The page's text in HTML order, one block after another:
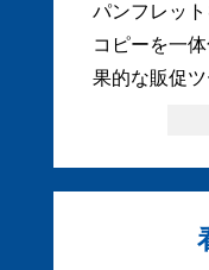
パンフレッ
コピーを一
果的な販促ツ